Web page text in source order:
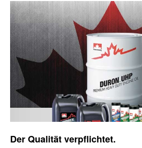
Der Qualität verpflichtet.